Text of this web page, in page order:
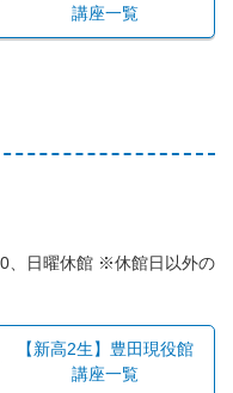
講座一覧
、日曜休館 ※休館日以外の
【新高2生】豊田現役館
講座一覧